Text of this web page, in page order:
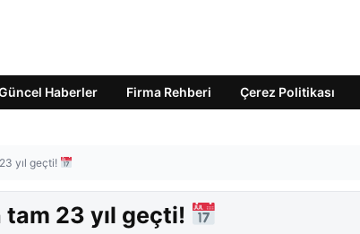
Haberler Firma Rehberi Çerez Politikası
yıl geçti!
tam 23 yıl geçti!